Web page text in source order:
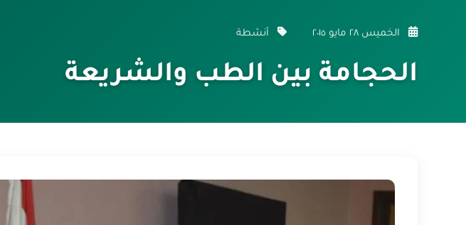
الخميس ٢٨ مايو ٢٠١٥ أنشطة
الحجامة بين الطب والشريعة